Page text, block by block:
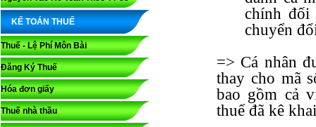
KẾ TOÁN THUẾ
Thuế - Lệ Phí Môn Bài
Đăng Ký Thuế
Hóa đơn giấy
Thuế nhà thầu
chính đối
chuyển
=> Cá nhân
thay cho mã
bao gồm cả
thuế đã kê